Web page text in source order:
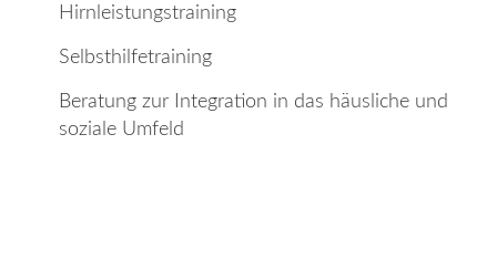
Hirnleistungstraining
Selbsthilfetraining
Beratung zur Integration in das häusliche und
soziale Umfeld